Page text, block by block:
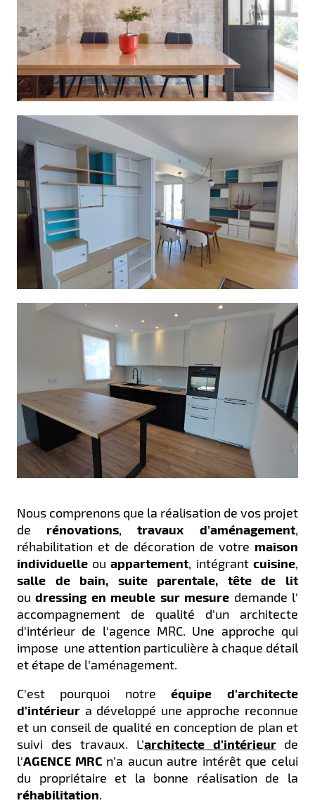
Nous comprenons que la réalisation de vos projet
de rénovations, travaux d’aménagement,
réhabilitation et de décoration de votre maison
individuelle ou appartement, intégrant cuisine,
salle de bain, suite parentale, tête de lit
ou dressing en meuble sur mesure demande l'
accompagnement de qualité d'un architecte
d'intérieur de l'agence MRC. Une approche qui
impose une attention particulière à chaque détail
et étape de l’aménagement.
C'est pourquoi notre équipe d'architecte
d'intérieur a développé une approche reconnue
et un conseil de qualité en conception de plan et
suivi des travaux. L’architecte d’intérieur de
l'AGENCE MRC n’a aucun autre intérêt que celui
du propriétaire et la bonne réalisation de la
réhabilitation.